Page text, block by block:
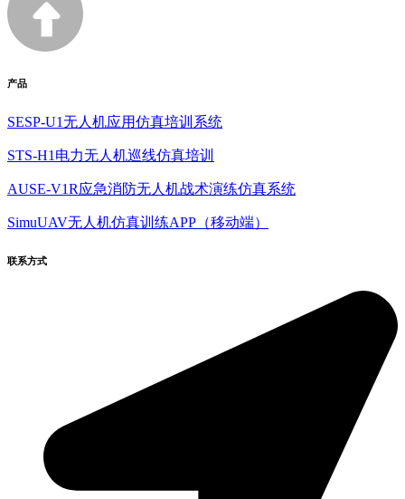
产品
SESP-U1无人机应用仿真培训系统
STS-H1电力无人机巡线仿真培训
AUSE-V1R应急消防无人机战术演练仿真系统
SimuUAV无人机仿真训练APP（移动端）
联系方式